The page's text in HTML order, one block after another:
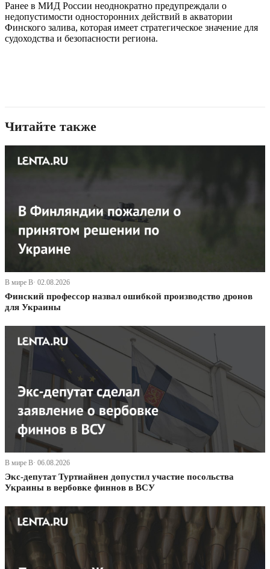
Ранее в МИД России неоднократно предупреждали о
недопустимости односторонних действий в акватории
Финского залива, которая имеет стратегическое значение для
судоходства и безопасности региона.
Читайте также
В мире В· 02.08.2026
Финский профессор назвал ошибкой производство дронов
для Украины
В мире В· 06.08.2026
Экс-депутат Туртиайнен допустил участие посольства
Украины в вербовке финнов в ВСУ